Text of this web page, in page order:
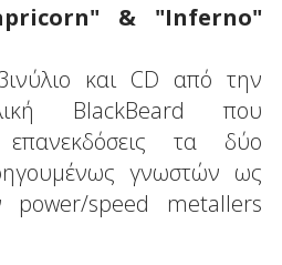
& "Inferno"
και CD από την
BlackBeard που
επανεκδόσεις τα δύο
γνωστών ως
power/speed metallers